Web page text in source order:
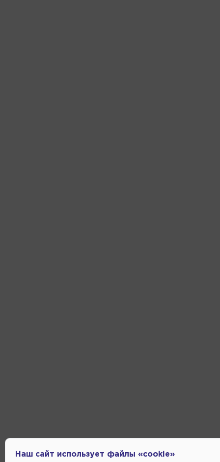
Наш сайт использует файлы «cookie»